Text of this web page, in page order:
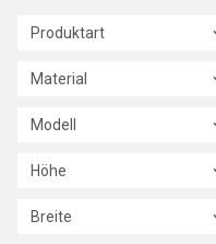
Produktart
Material
Modell
Höhe
Breite